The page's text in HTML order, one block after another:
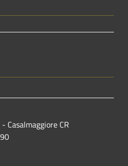
Casalmaggiore CR